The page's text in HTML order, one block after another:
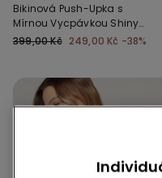
Bikinová Push-Upka s
Mírnou Vycpávkou Shiny
Glam Lila
399,00 Kč 249,00 Kč -38%